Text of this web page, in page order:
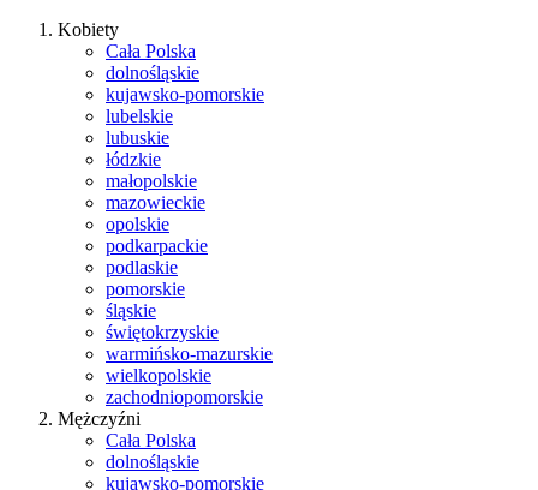
Kobiety
Cała Polska
dolnośląskie
kujawsko-pomorskie
lubelskie
lubuskie
łódzkie
małopolskie
mazowieckie
opolskie
podkarpackie
podlaskie
pomorskie
śląskie
świętokrzyskie
warmińsko-mazurskie
wielkopolskie
zachodniopomorskie
Mężczyźni
Cała Polska
dolnośląskie
kujawsko-pomorskie